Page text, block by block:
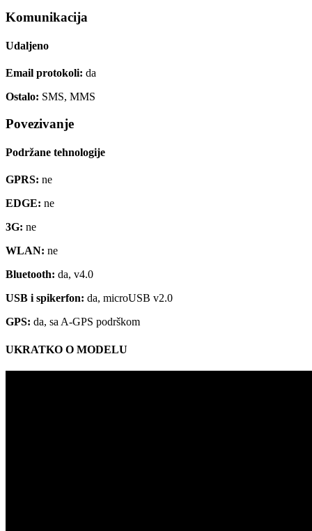
Komunikacija
Udaljeno
Email protokoli: da
Ostalo: SMS, MMS
Povezivanje
Podržane tehnologije
GPRS: ne
EDGE: ne
3G: ne
WLAN: ne
Bluetooth: da, v4.0
USB i spikerfon: da, microUSB v2.0
GPS: da, sa A-GPS podrškom
UKRATKO O MODELU